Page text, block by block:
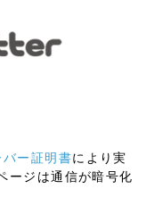
ー証明書により実
ージは通信が暗号化